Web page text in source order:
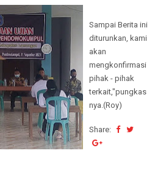
Sampai Berita ini
diturunkan, kami
akan
mengkonfirmasi
pihak - pihak
terkait,"pungkas
nya.(Roy)
Share: